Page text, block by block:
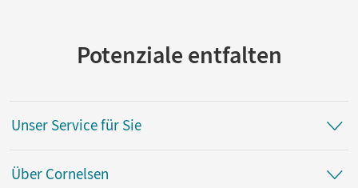
Potenziale entfalten
Unser Service für Sie
Über Cornelsen